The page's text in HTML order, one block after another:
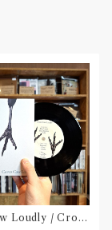
Loudly / Crow